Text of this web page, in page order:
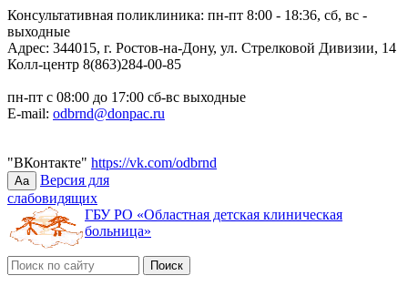
Консультативная поликлиника: пн-пт 8:00 - 18:36, сб, вс -
выходные
Адрес: 344015, г. Ростов-на-Дону, ул. Стрелковой Дивизии, 14
Колл-центр 8(863)284-00-85
пн-пт с 08:00 до 17:00 сб-вс выходные
E-mail: odbrnd@donpac.ru
"ВКонтакте" https://vk.com/odbrnd
Aa
Версия для
слабовидящих
ГБУ РО «Областная детская клиническая
больница»